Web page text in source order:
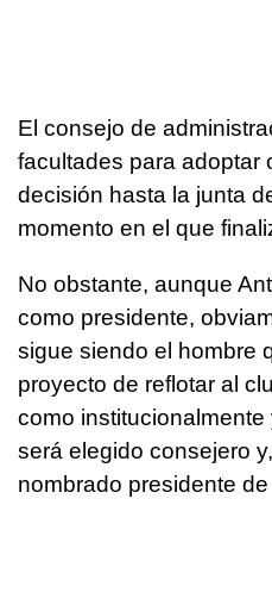
El consejo de
facultades para adoptar
decisión hasta la junta
momento en el que
No obstante, aunque
como presidente,
sigue siendo el hombre
proyecto de reflotar al
como
será elegido consejero
nombrado presidente